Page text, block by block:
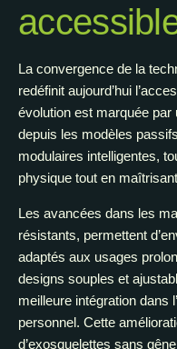
La convergence de la
redéfinit aujourd’hui
évolution est marquée par
depuis les modèles
modulaires intelligentes,
physique tout en
Les avancées dans les
résistants, permettent
adaptés aux usages
designs souples et
meilleure intégration dans
personnel. Cette
d’exosquelettes sans